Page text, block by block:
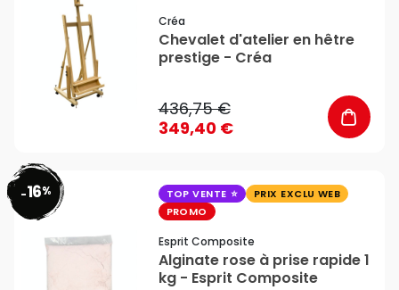
Créa
Chevalet d'atelier en hêtre
prestige - Créa
436,75 €
349,40 €
-16% TOP VENTE
PRIX EXCLU WEB
PROMO
Esprit Composite
Alginate rose à prise rapide 1
kg - Esprit Composite